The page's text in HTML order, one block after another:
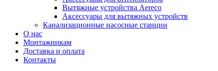
Вытяжные устройства Aereco
Аксессуары для вытяжных устройств
Канализационные насосные станции
О нас
Монтажникам
Доставка и оплата
Контакты